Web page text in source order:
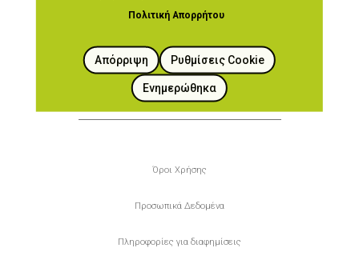
cyfoodmuseum@gmail.com
+357 99295150
+357 22770676
Υποσέλιδο
Όροι Χρήσης
Προσωπικά Δεδομένα
Πληροφορίες για διαφημίσεις
Πολιτική Απορρήτου
Ρυθμίσεις Cookie
Απόρριψη
Ενημερώθηκα